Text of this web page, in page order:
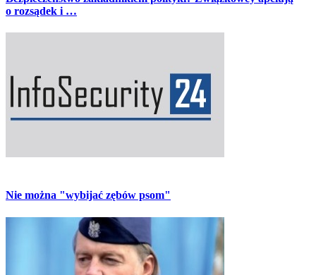
o rozsądek i …
Nie można "wybijać zębów psom"